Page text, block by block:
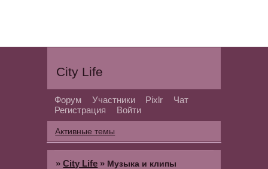
City Life
Форум Участники Pixlr
Чат
Регистрация
Войти
Активные темы
»City Life » Музыка и клипы